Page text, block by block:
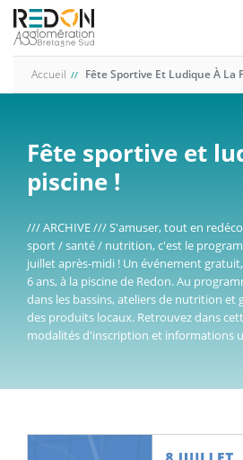
Aller
contenu
Accueil Fête Sportive Et Ludique À La
Fête sportive et
piscine !
/// ARCHIVE /// S'amuser, tout en
sport / santé / nutrition, c'est le
juillet après-midi ! Un événement
6 ans, à la piscine de Redon. Au
dans les bassins, ateliers de nutrition et
des produits locaux. Retrouvez dans
modalités d'inscription et informations